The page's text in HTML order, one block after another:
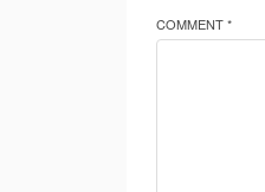
COMMENT *